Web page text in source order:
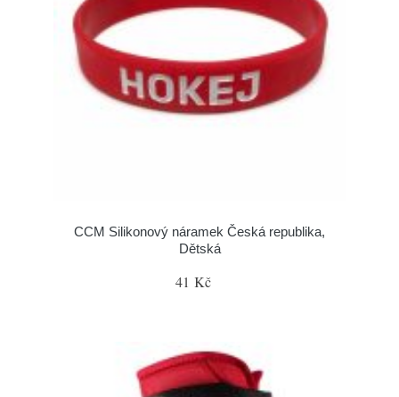
CCM Silikonový náramek Česká republika,
Dětská
41 Kč